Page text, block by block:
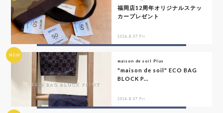
福岡店12周年オリジナルステッ
カープレゼント
2026.8.07 Fri
NEW
maison de soil Plus
"maison de soil" ECO BAG
BLOCK P...
2026.8.07 Fri